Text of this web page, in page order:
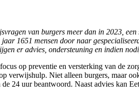
van burgers meer dan in 2023,
1651 mensen door naar
er advies, ondersteuning en indien
op preventie en versterking van de
verwijshulp. Niet alleen burgers, maar
24 uur beantwoord. Naast advies kan